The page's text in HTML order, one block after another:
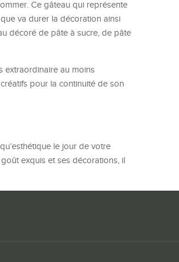
Ce gâteau qui représente
va durer la décoration ainsi
décoré de pâte à sucre, de pâte
extraordinaire au moins
pour la continuité de son
le jour de votre
exquis et ses décorations, il